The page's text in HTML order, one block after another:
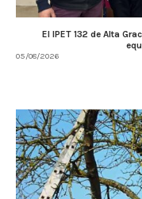
El IPET 132 de Alta
05/08/2026